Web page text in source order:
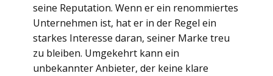
seine Reputation. Wenn er ein renommiertes
Unternehmen ist, hat er in der Regel ein
starkes Interesse daran, seiner Marke treu
zu bleiben. Umgekehrt kann ein
unbekannter Anbieter, der keine klare